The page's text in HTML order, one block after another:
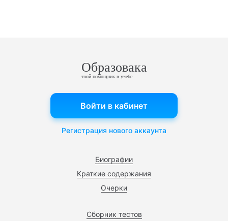
Образовака
твой помощник в учебе
Биографии
Краткие содержания
Очерки
Сборник тестов
Войти в кабинет
Регистрация нового аккаунта